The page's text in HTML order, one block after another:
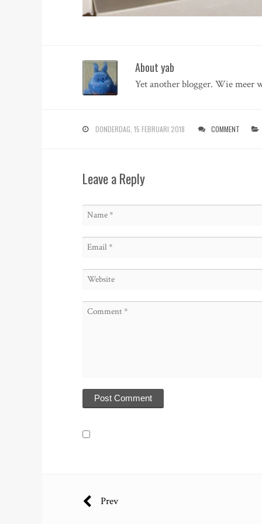
About yab
Yet another blogger. Wie meer
DONDERDAG, 15 FEBRUARI 2018 COMMENT
Leave a Reply
Prev